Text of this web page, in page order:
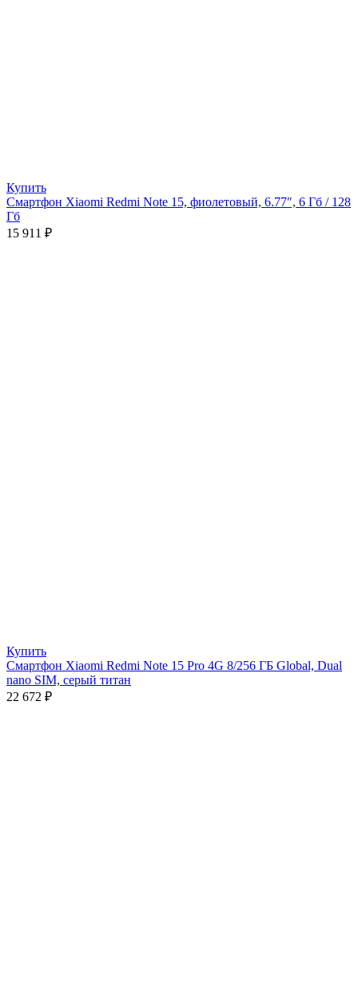
Купить
Смартфон Xiaomi Redmi Note 15, фиолетовый, 6.77″, 6 Гб / 128
Гб
15 911 ₽
Купить
Смартфон Xiaomi Redmi Note 15 Pro 4G 8/256 ГБ Global, Dual
nano SIM, серый титан
22 672 ₽